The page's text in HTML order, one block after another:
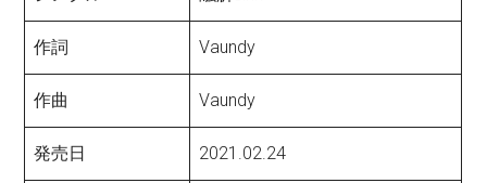
作詞 Vaundy
作曲 Vaundy
発売日 2021.02.24